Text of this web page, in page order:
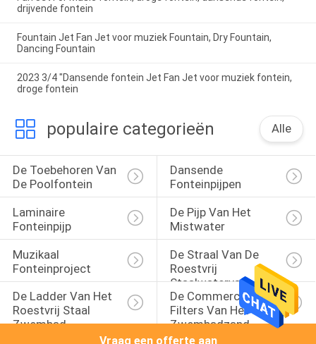
drijvende fontein
Fountain Jet Fan Jet voor muziek Fountain, Dry Fountain,
Dancing Fountain
2023 3/4 "Dansende fontein Jet Fan Jet voor muziek fontein,
droge fontein
populaire categorieën Alle
De Toebehoren Van
De Poolfontein
Dansende
Fonteinpijpen
Laminaire
Fonteinpijp
De Pijp Van Het
Mistwater
Muzikaal
Fonteinproject
De Straal Van De
Roestvrij
Staalwaterval
De Ladder Van Het
Roestvrij Staal
Zwembad
De Commerciële
Filters Van Het
Zwembadzand
Vraag een offerte aan